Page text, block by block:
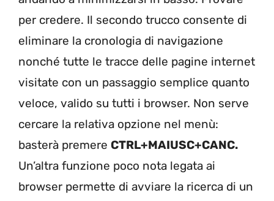
per credere. Il secondo trucco consente di
eliminare la cronologia di navigazione
nonché tutte le tracce delle pagine internet
visitate con un passaggio semplice quanto
veloce, valido su tutti i browser. Non serve
cercare la relativa opzione nel menù:
basterà premere CTRL+MAIUSC+CANC.
Un’altra funzione poco nota legata ai
browser permette di avviare la ricerca di un